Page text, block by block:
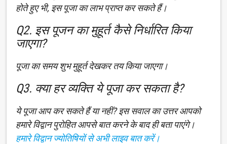
होते हुए भी, इस पूजा का लाभ प्राप्त कर सकते हैं।
Q2. इस पूजन का मुहूर्त कैसे निर्धारित किया
जाएगा?
पूजा का समय शुभ मुहूर्त देखकर तय किया जाएगा।
Q3. क्या हर व्यक्ति ये पूजा कर सकता है?
ये पूजा आप कर सकते हैं या नहीं? इस सवाल का उत्तर आपको
हमारे विद्वान पुरोहित आपसे बात करने के बाद ही बता पाएंगे।
हमारे विद्वान ज्योतिषियों से अभी लाइव बात करें।